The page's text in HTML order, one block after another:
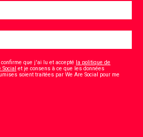
confirme que j'ai lu et accepté la politique de
et je consens à ce que les données
soient traitées par We Are Social pour me